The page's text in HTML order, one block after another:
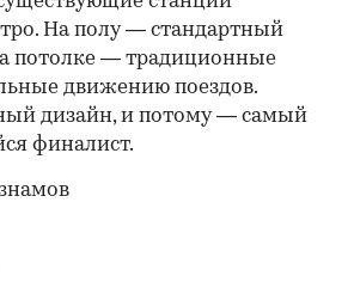
На полу — стандартный
потолке — традиционные
движению поездов.
дизайн, и потому — самый
финалист.